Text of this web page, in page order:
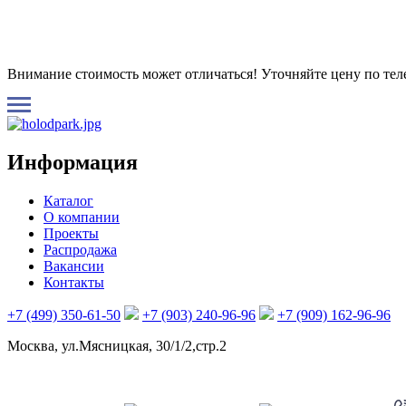
Внимание стоимость может отличаться! Уточняйте цену по
Информация
Каталог
О компании
Проекты
Распродажа
Вакансии
Контакты
+7 (499) 350-61-50 +7 (903) 240-96-96
+7 (909) 162-96-96
Москва, ул.Мясницкая, 30/1/2,стр.2